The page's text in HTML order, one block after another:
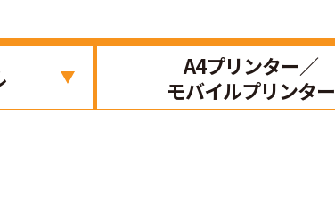
A4プリンター／
モバイルプリンター